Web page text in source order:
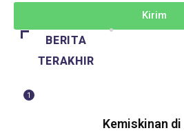
Kirim
BERITA
TERAKHIR
1
Kemiskinan